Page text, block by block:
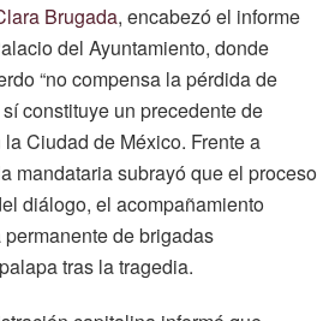
Brugada, encabezó el informe
del Ayuntamiento, donde
“no compensa la pérdida de
constituye un precedente de
Ciudad de México. Frente a
mandataria subrayó que el proceso
diálogo, el acompañamiento
de brigadas
tras la tragedia.